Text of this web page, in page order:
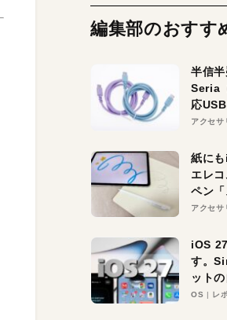
編集部のおすす
半信半
Seria
応
を検証
アクセサ
紙に
エレ
ペン
ェイ」
アクセサ
iOS
す。
ット
待大の
OS レ